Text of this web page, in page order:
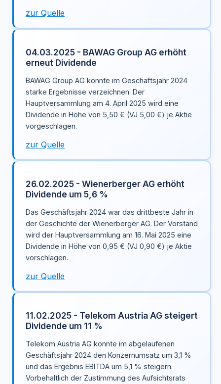
zur Quelle
04.03.2025 - BAWAG Group AG erhöht
erneut Dividende
BAWAG Group AG konnte im Geschäftsjahr 2024
starke Ergebnisse verzeichnen. Der
Hauptversammlung am 4. April 2025 wird eine
Dividende in Höhe von 5,50 € (VJ 5,00 €) je Aktie
vorgeschlagen.
zur Quelle
26.02.2025 - Wienerberger AG erhöht
Dividende um 5,6 %
Das Geschäftsjahr 2024 war das drittbeste Jahr in
der Geschichte der Wienerberger AG. Der Vorstand
wird der Hauptversammlung am 16. Mai 2025 eine
Dividende in Höhe von 0,95 € (VJ 0,90 €) je Aktie
vorschlagen.
zur Quelle
11.02.2025 - Telekom Austria AG steigert
Dividende um 11 %
Telekom Austria AG konnte im abgelaufenen
Geschäftsjahr 2024 den Konzernumsatz um 3,1 %
und das Ergebnis EBITDA um 5,1 % steigern.
Vorbehaltlich der Zustimmung des Aufsichtsrats